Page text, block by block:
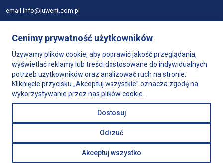
email info@juwent.com.pl
Firma
Produkty
Dobór urządzeń
Wsparcie
Sklep
Kontakt
Webtom.pl © 2023
Cenimy prywatność użytkowników
Używamy plików cookie, aby poprawić jakość przeglądania,
wyświetlać reklamy lub treści dostosowane do indywidualnych
potrzeb użytkowników oraz analizować ruch na stronie.
Kliknięcie przycisku „Akceptuj wszystkie” oznacza zgodę na
wykorzystywanie przez nas plików cookie.
Dostosuj
Odrzuć
Akceptuj wszystko